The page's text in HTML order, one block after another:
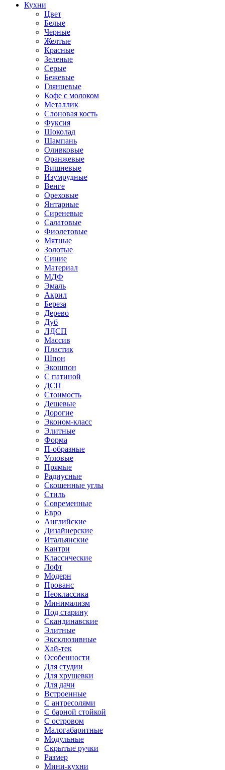
Кухни
Цвет
Белые
Черные
Желтые
Красные
Зеленые
Серые
Бежевые
Глянцевые
Кофе с молоком
Металлик
Слоновая кость
Фуксия
Шоколад
Шампань
Оливковые
Оранжевые
Вишневые
Изумрудные
Венге
Ореховые
Янтарные
Сиреневые
Салатовые
Фиолетовые
Мятные
Золотые
Синие
Материал
МДФ
Эмаль
Акрил
Береза
Дерево
Дуб
ЛДСП
Массив
Пластик
Шпон
Экошпон
С патиной
ДСП
Стоимость
Дешевые
Дорогие
Эконом-класс
Элитные
Форма
П-образные
Угловые
Прямые
Радиусные
Скошенные углы
Стиль
Современные
Евро
Английские
Дизайнерские
Итальянские
Кантри
Классические
Лофт
Модерн
Прованс
Неоклассика
Минимализм
Под старину
Скандинавские
Элитные
Эксклюзивные
Хай-тек
Особенности
Для студии
Для хрущевки
Для дачи
Встроенные
С антресолями
С барной стойкой
С островом
Малогабаритные
Модульные
Скрытые ручки
Размер
Мини-кухни